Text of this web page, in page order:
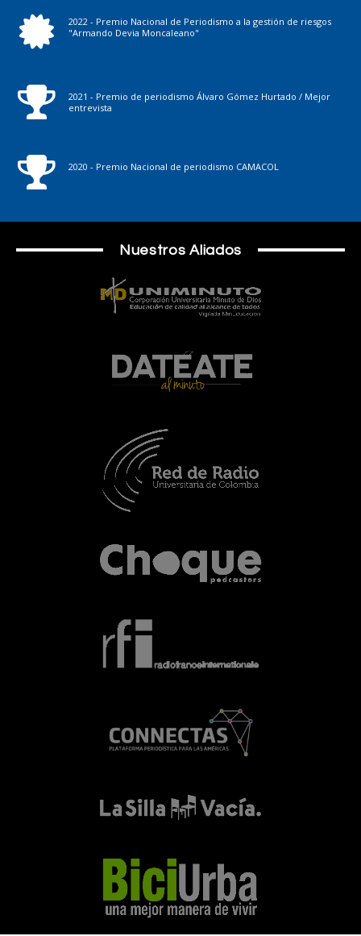
2022 - Premio Nacional de Periodismo a la gestión de riesgos
"Armando Devia Moncaleano"
2021 - Premio de periodismo Álvaro Gómez Hurtado / Mejor
entrevista
2020 - Premio Nacional de periodismo CAMACOL
Nuestros Aliados